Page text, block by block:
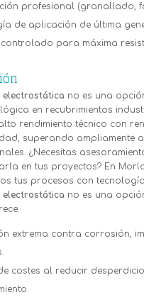
profesional (granallado,
de aplicación de última
para máxima
electrostática no es una
en recubrimientos
rendimiento técnico con
superando ampliamente
¿Necesitas
en tus proyectos? En
tus procesos con
electrostática no es una
extrema contra corrosión,
costes al reducir